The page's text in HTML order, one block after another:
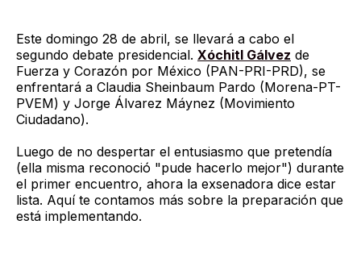
Este domingo 28 de abril, se llevará a cabo el
segundo debate presidencial. Xóchitl Gálvez de
Fuerza y Corazón por México (PAN-PRI-PRD), se
enfrentará a Claudia Sheinbaum Pardo (Morena-PT-
PVEM) y Jorge Álvarez Máynez (Movimiento
Ciudadano).
Luego de no despertar el entusiasmo que pretendía
(ella misma reconoció "pude hacerlo mejor") durante
el primer encuentro, ahora la exsenadora dice estar
lista. Aquí te contamos más sobre la preparación que
está implementando.